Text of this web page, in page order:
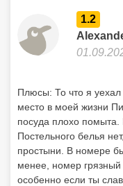
1.2
Плюсы: То что я
место в моей жизни
посуда плохо помыта.
Постельного белья
простыни. В номере
менее, номер грязный
особенно если ты